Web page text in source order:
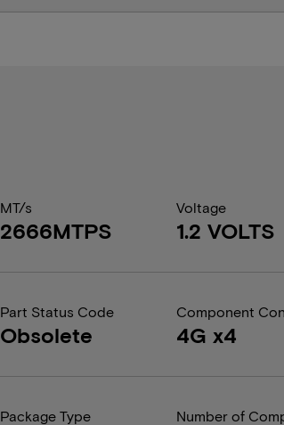
MT/s
2666MTPS
Voltage
1.2 VOLTS
Part Status Code
Obsolete
Component
4G x4
Package Type Number of